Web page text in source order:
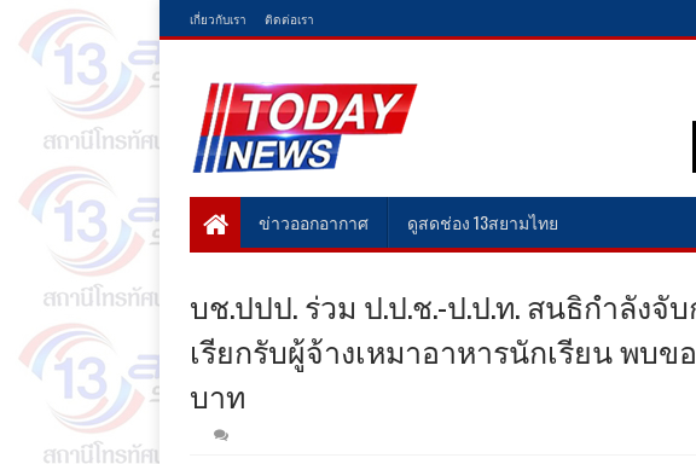
เกี่ยวกับเรา ติดต่อเรา
ข่าวออกอากาศ ดูสดช่อง 13สยามไทย
บช.ปปป. ร่วม ป.ป.ช.-ป.ป.ท. สนธิกำลังจั
เรียกรับผู้จ้างเหมาอาหารนักเรียน พบข
บาท